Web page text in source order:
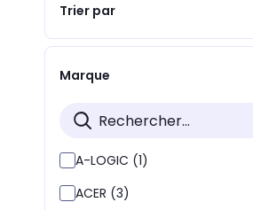
Trier par
Marque
A-LOGIC (1)
ACER (3)